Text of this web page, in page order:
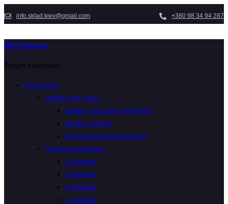
info.sklad.kiev@gmail.com +380 98 34 94 287
EMT Express
Toggle navigation
Продукція
Шафи для одягу
Шафи для одягу металеві
Шафи локери
Додаткова комплектація
Поштові скриньки
4 комірки
5 комірки
6 комірки
7 комірки